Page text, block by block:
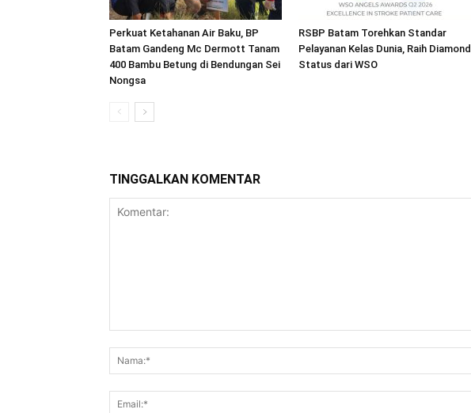
Perkuat Ketahanan Air Baku, BP
Batam Gandeng Mc Dermott Tanam
400 Bambu Betung di Bendungan Sei
Nongsa
RSBP Batam Torehkan Standar
Pelayanan Kelas Dunia, Raih Diamond
Status dari WSO
TINGGALKAN KOMENTAR